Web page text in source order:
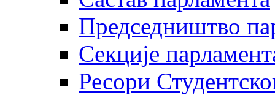
Председништво
Секције
Ресори